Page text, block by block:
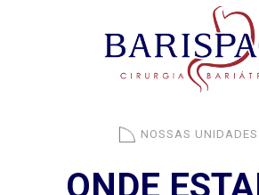
NOSSAS UNIDADES
ONDE